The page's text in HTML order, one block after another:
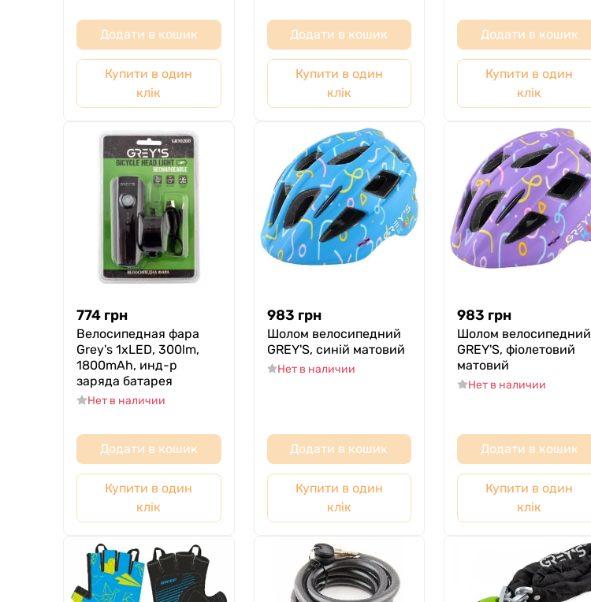
Додати в кошик
Купити в один
клік
Додати в кошик
Купити в один
клік
Додати в кошик
Купити в один
клік
774 грн
Велосипедная фара
Grey's 1xLED, 300lm,
1800mAh, инд-р
заряда батарея
Нет в наличии
Додати в кошик
Купити в один
клік
983 грн
Шолом велосипедний
GREY'S, синій матовий
Нет в наличии
Додати в кошик
Купити в один
клік
983 грн
Шолом велосипедний
GREY'S, фіолетовий
матовий
Нет в наличии
Додати в кошик
Купити в один
клік